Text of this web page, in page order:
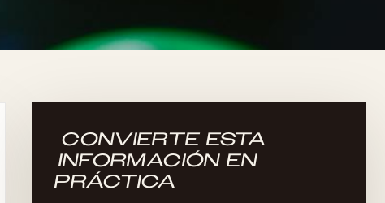
CONVIERTE ESTA
INFORMACIÓN EN
PRÁCTICA